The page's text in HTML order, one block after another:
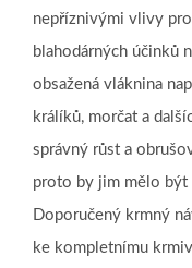
nepříznivými vlivy
blahodárných účinků
obsažená vláknina
králíků, morčat a
správný růst a
proto by jim mělo být
Doporučený krmný
ke kompletnímu